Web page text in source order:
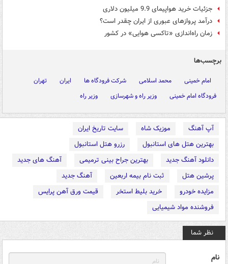
جزئیات خرید هواپیمای 9.9 میلیون دلاری
درآمد پروازهای عبوری از ایران چقدر است؟
زمان راه‌اندازی «تاکسی هوایی» در کشور
برچسب‌ها
امام خمینی محمد اسلامی شرکت فرودگاه ها ایران
تهران
فرودگاه امام خمینی
وزیر راه و شهرسازی وزیر راه
آپ آهنگ موزیک شاه
سایت تاریخ ایران
بهترین هتل های استانبول
رزرو هتل استانبول
دانلود آهنگ جدید
بهترین جراح بینی ترمیمی
آهنگ های جدید
پرشین هتل
ثبت نام بیمه اربعین
آهنگ جدید
مزایده خودرو
خرید بلیط استخر
قیمت ورق آهن پرایس
فروشنده مواد شیمیایی
نظر شما
نام